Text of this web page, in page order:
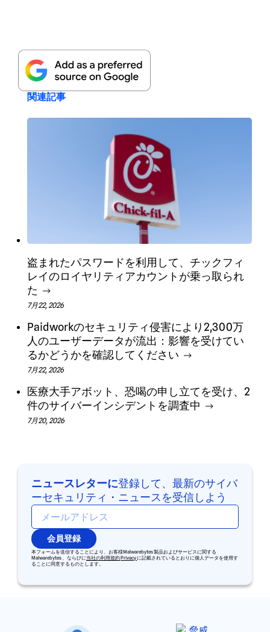
関連記事
盗まれたパスワードを利用して、チックフィ
レイのロイヤリティアカウントが乗っ取られ
た
7月22, 2026
Paidworkのセキュリティ侵害により2,300万
人のユーザーデータが流出：影響を受けてい
るかどうかを確認してください
7月22, 2026
医療大手アボット、恐喝の申し立てを受け、2
件のサイバーインシデントを調査中
7月20, 2026
ニュースレターに登録して、最新のサイバ
ーセキュリティ・ニュースを受信しよう
会員登録
本フォームを送信することにより、お客様Malwarebytes 製品およびサービスに関する
Malwarebytes 、ならびに当社の利用規約Privacyに記載されているとおりに個人データを使用す
ることに同意するものとします。